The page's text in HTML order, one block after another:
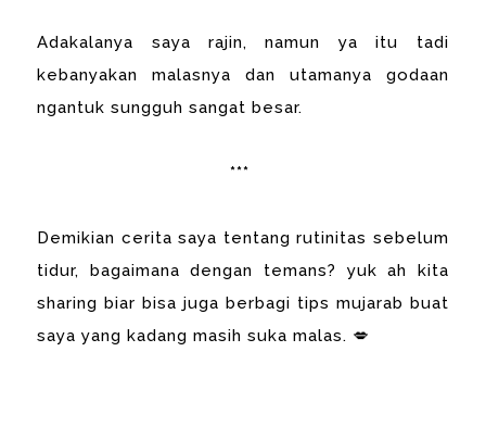
Adakalanya saya rajin, namun ya itu tadi
kebanyakan malasnya dan utamanya godaan
ngantuk sungguh sangat besar.
***
Demikian cerita saya tentang rutinitas sebelum
tidur, bagaimana dengan temans? yuk ah kita
sharing biar bisa juga berbagi tips mujarab buat
saya yang kadang masih suka malas. 💋